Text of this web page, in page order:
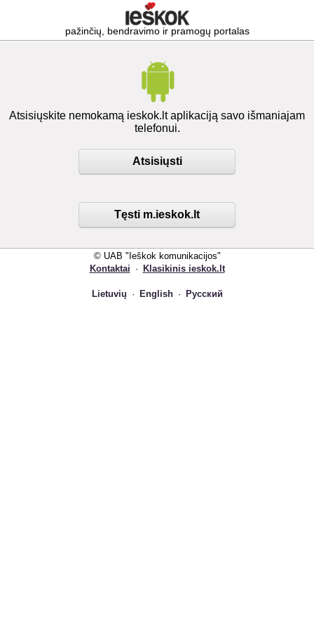
pažinčių, bendravimo ir pramogų portalas
Atsisiųskite nemokamą ieskok.lt aplikaciją savo išmaniajam
telefonui.
Atsisiųsti
Tęsti m.ieskok.lt
© UAB "Ieškok komunikacijos"
Kontaktai · Klasikinis ieskok.lt
Lietuvių · English · Русский